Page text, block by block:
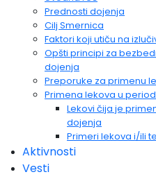
Prednosti dojenja
Cilj Smernica
Faktori koji utiču na
Opšti principi za
dojenja
Preporuke za primenu
Primena lekova u
Lekovi čija je
dojenja
Primeri lekova i/ili
Aktivnosti
Vesti